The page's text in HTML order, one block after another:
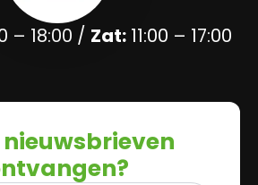
– 18:00 / Zat:11:00 – 17:00
nieuwsbrieven